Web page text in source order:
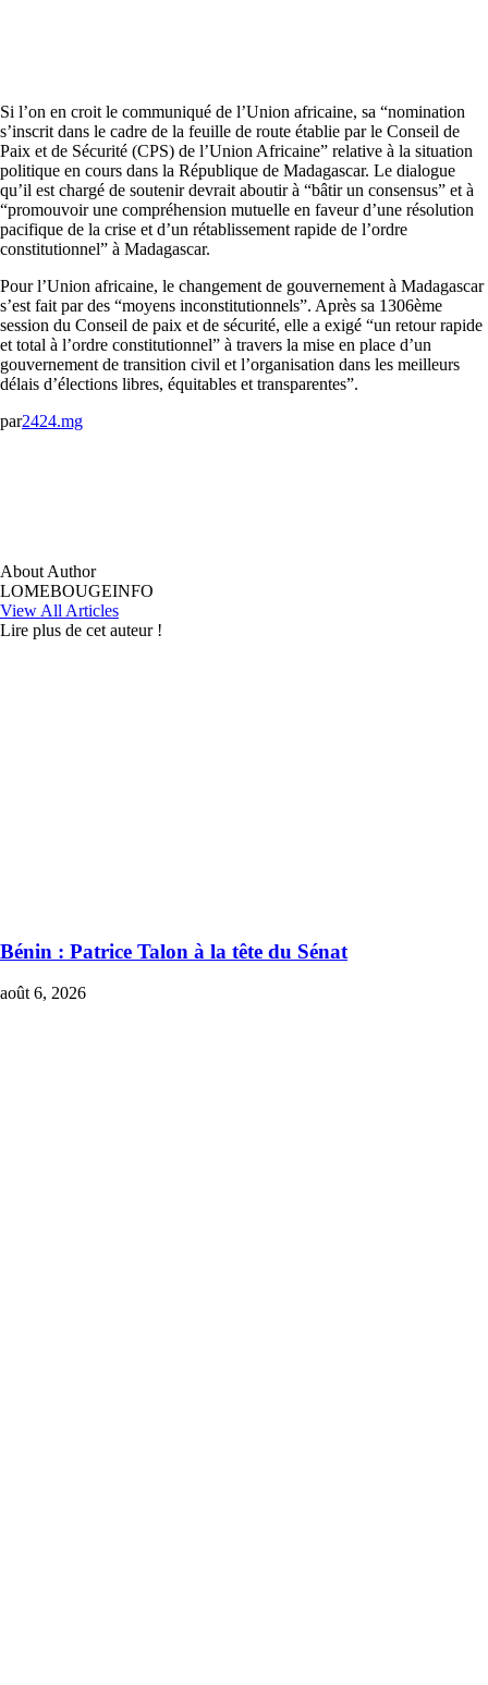
Si l’on en croit le communiqué de l’Union africaine, sa “nomination
s’inscrit dans le cadre de la feuille de route établie par le Conseil de
Paix et de Sécurité (CPS) de l’Union Africaine” relative à la situation
politique en cours dans la République de Madagascar. Le dialogue
qu’il est chargé de soutenir devrait aboutir à “bâtir un consensus” et à
“promouvoir une compréhension mutuelle en faveur d’une résolution
pacifique de la crise et d’un rétablissement rapide de l’ordre
constitutionnel” à Madagascar.
Pour l’Union africaine, le changement de gouvernement à Madagascar
s’est fait par des “moyens inconstitutionnels”. Après sa 1306ème
session du Conseil de paix et de sécurité, elle a exigé “un retour rapide
et total à l’ordre constitutionnel” à travers la mise en place d’un
gouvernement de transition civil et l’organisation dans les meilleurs
délais d’élections libres, équitables et transparentes”.
par2424.mg
About Author
LOMEBOUGEINFO
View All Articles
Lire plus de cet auteur !
Bénin : Patrice Talon à la tête du Sénat
août 6, 2026